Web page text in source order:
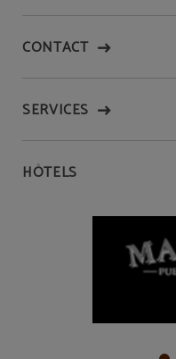
CONTACT
SERVICES
HÔTELS